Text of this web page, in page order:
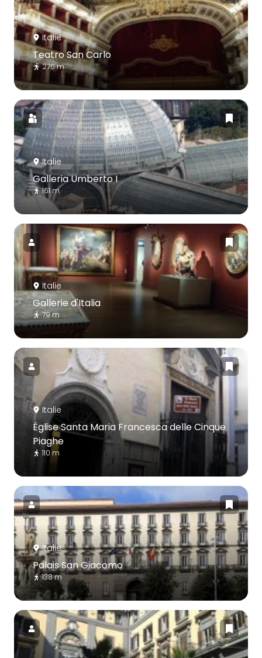
Italie
Teatro San Carlo
276 m
Italie
Galleria Umberto I
161 m
Italie
Gallerie d'Italia
79 m
Italie
Église Santa Maria Francesca delle Cinque
Piaghe
110 m
Italie
Palais San Giacomo
138 m